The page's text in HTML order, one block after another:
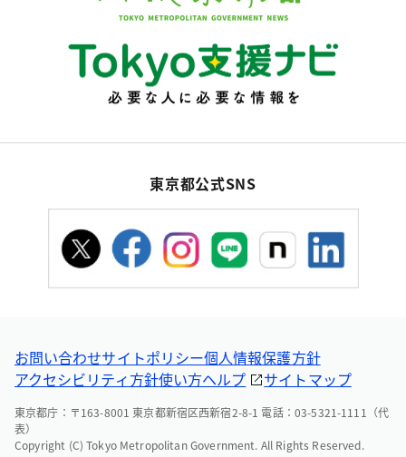
東京都公式SNS
お問い合わせサイトポリシー個人情報保護方針
アクセシビリティ方針使い方ヘルプ サイトマップ
東京都庁：〒163-8001 東京都新宿区西新宿2-8-1 電話：03-5321-1111（代
表）
Copyright (C) Tokyo Metropolitan Government. All Rights Reserved.